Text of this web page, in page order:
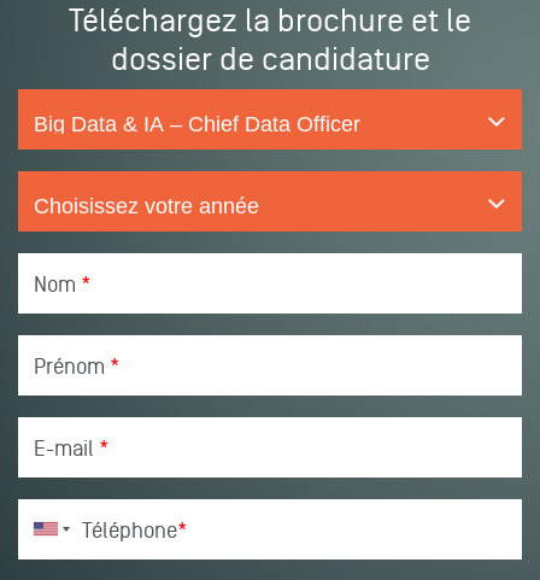
Téléchargez la brochure et le
dossier de candidature
Nom *
Prénom *
E-mail *
Téléphone*